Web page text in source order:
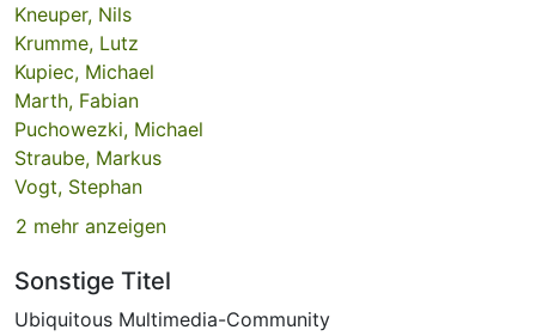
Kneuper, Nils
Krumme, Lutz
Kupiec, Michael
Marth, Fabian
Puchowezki, Michael
Straube, Markus
Vogt, Stephan
2 mehr anzeigen
Sonstige Titel
Ubiquitous Multimedia-Community